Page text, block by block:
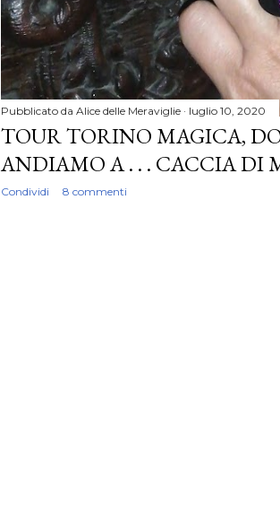
Pubblicato da Alice delle Meraviglie luglio 10, 2020
TOUR TORINO MAGICA,
ANDIAMO A . . . CACCIA DI
Condividi 8 commenti